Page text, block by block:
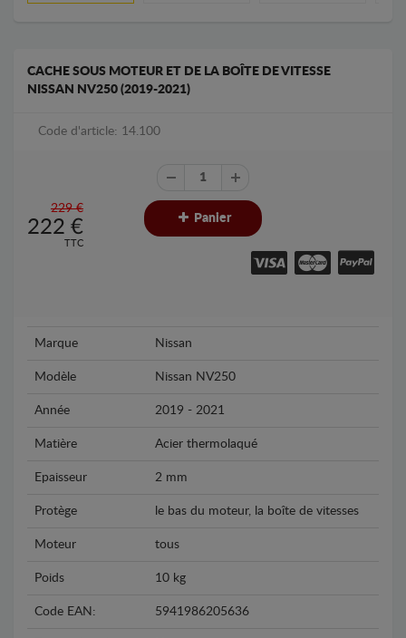
CACHE SOUS MOTEUR ET DE LA BOÎTE DE VITESSE
NISSAN NV250 (2019-2021)
Code d'article: 14.100
229 €
222 €
TTC
Panier
Marque Nissan
Modèle Nissan NV250
Année 2019 - 2021
Matière Acier thermolaqué
Epaisseur 2 mm
Protège le bas du moteur, la boîte de vitesses
Moteur tous
Poids 10 kg
Code EAN: 5941986205636